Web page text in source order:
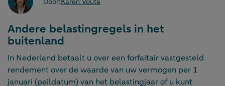
Andere belastingregels in het
buitenland
In Nederland betaalt u over een forfaitair vastgesteld
rendement over de waarde van uw vermogen per 1
januari (peildatum) van het belastingjaar of u kunt